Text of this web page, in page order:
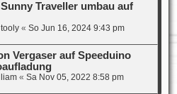
Traveller umbau auf
tooly« So Jun 16, 2024 9:43 pm
Vergaser auf Speeduino
liam« Sa Nov 05, 2022 8:58 pm